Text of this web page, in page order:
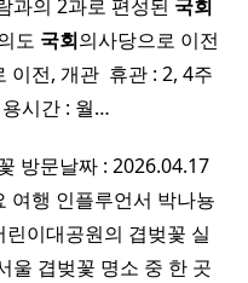
과의 2과로 편성된 국회
도 국회의사당으로 이전
이전, 개관 ​ 휴관 : 2, 4주
시간 : 월…
방문날짜 : 2026.04.17
행 인플루언서 박나뇽
이대공원의 겹벚꽃 실
울 겹벚꽃 명소 중 한 곳